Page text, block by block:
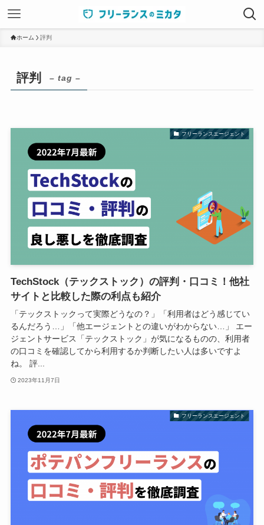
ホーム 評判
評判 – tag –
フリーランスエージェント
TechStock（テックストック）の評判・口コミ！他社
サイトと比較した際の利点も紹介
「テックストックって実際どうなの？」「利用者はどう感じてい
るんだろう…」「他エージェントとの違いがわからない…」 エー
ジェントサービス「テックストック」が気になるものの、利用者
の口コミを確認してから利用するか判断したい人は多いですよ
ね。 評...
2023年11月7日
フリーランスエージェント